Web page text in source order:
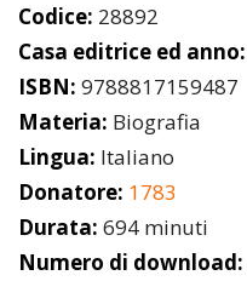
Codice: 28892
Casa editrice ed anno:
ISBN: 9788817159487
Materia: Biografia
Lingua: Italiano
Donatore: 1783
Durata: 694 minuti
Numero di download: